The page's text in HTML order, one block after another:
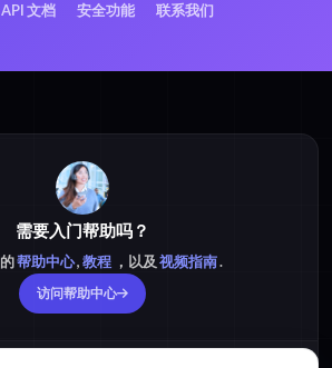
API 文档 安全功能 联系我们
需要入门帮助吗？
帮助中心,教程 ，以及视频指南.
访问帮助中心